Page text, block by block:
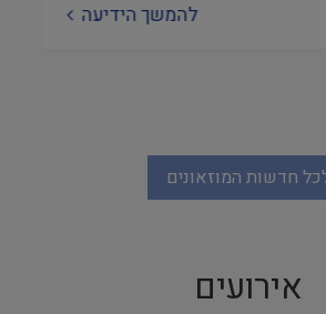
להמשך הידיעה
חדשות המוזאונים
אירועים